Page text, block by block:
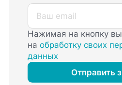
Нажимая на кнопку
наобработку своих
данных
Отправить